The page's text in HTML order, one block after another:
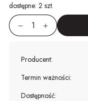
dostępne: 2 szt.
Producent:
Termin ważności:
Dostępność: